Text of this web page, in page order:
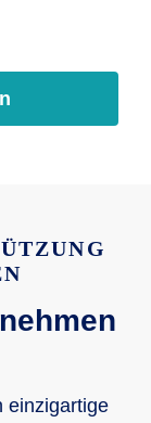
einzigartige